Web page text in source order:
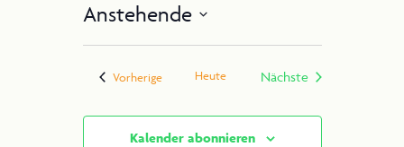
Anstehende
VorherigeVeranstaltungen
Heute
Nächste
Kalender abonnieren